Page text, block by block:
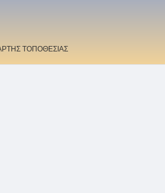
ΤΟΠΟΘΕΣΙΑΣ